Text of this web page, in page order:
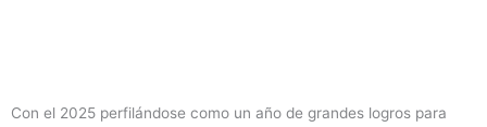
Con el 2025 perfilándose como un año de grandes logros para